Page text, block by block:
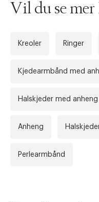
Vil du se mer
Kreoler Ringer
Kjedearmbånd med
Halskjeder med anheng
Anheng
Perlearmbånd